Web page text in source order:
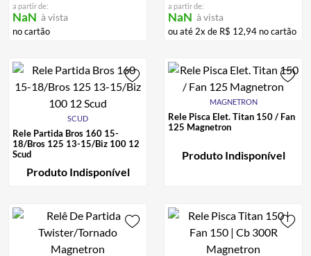
a partir de:
NaN à vista
no cartão
a partir de:
NaN à vista
ou até 2x de R$ 12,94 no cartão
SCUD
Rele Partida Bros 160 15-
18/Bros 125 13-15/Biz 100 12
Scud
Produto Indisponível
MAGNETRON
Rele Pisca Elet. Titan 150 / Fan
125 Magnetron
Produto Indisponível